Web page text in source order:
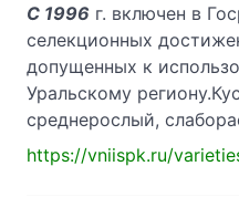
С 1996 г. включен в
селекционных
допущенных к
Уральскому
среднерослый,
https://vniispk.ru/